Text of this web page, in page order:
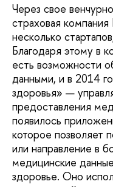
Через свое
страховая
несколько
Благодаря этому в
есть воз­можности
данными, и в 2014
здоровья» —
предостав­ления
появилось
которое позволяет
или направление в
медицинские
здоровье. Оно